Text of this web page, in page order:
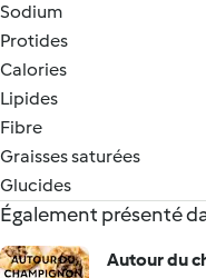
Sodium
Protides
Calories
Lipides
Fibre
Graisses saturées
Glucides
Également présenté
Autour du